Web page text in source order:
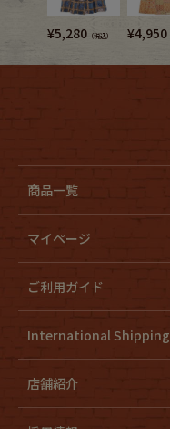
¥5,280 （税込） ¥4,950
商品一覧
マイページ
ご利用ガイド
International Shipping
店舗紹介